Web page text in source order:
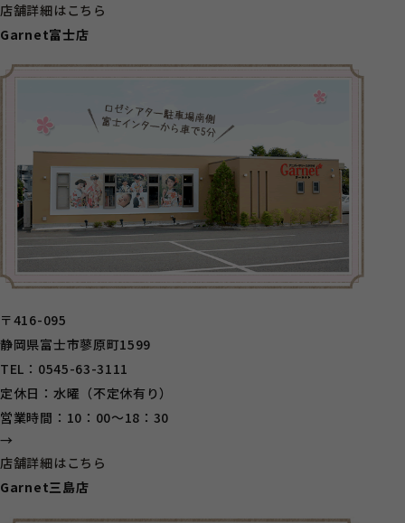
店舗詳細はこちら
Garnet富士店
〒416-095
静岡県富士市蓼原町1599
TEL：0545-63-3111
定休日：水曜（不定休有り）
営業時間：10：00～18：30
→
店舗詳細はこちら
Garnet三島店